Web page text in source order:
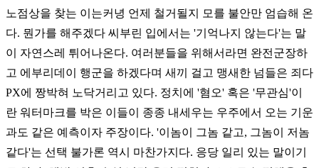
노점상을 찾는 이는커녕 언제 철거될지 모를 불안만 엄습해 온
다. 뭔가를 해주겠다 씨부린 입에서는 '기억나지 않는다'는 말
이 자연스레 튀어나온다. 여러분들을 위해서라면 완전군장하
고 에부리데이 행군을 하겠다며 새끼 걸고 맹새한 넘들은 죄다
PX에 짱박혀 노닥거리고 있다. 정치에 '혐오' 혹은 '무관심'이
란 워터마크를 박은 이들이 종종 내세우는 우주에서 오는 기운
과도 같은 예측이자 주장이다. '이놈이 그놈 같고, 그놈이 저놈
같다'는 선택 불가론 역시 마찬가지다. 응당 일리 있는 말이기